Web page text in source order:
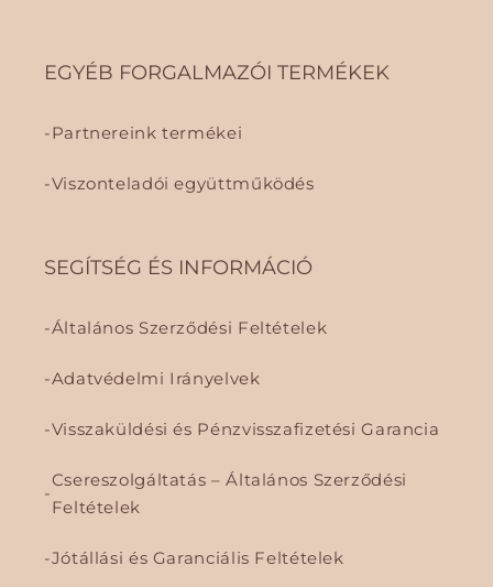
EGYÉB FORGALMAZÓI TERMÉKEK
Partnereink termékei
Viszonteladói együttműködés
SEGÍTSÉG ÉS INFORMÁCIÓ
Általános Szerződési Feltételek
Adatvédelmi Irányelvek
Visszaküldési és Pénzvisszafizetési Garancia
Csereszolgáltatás – Általános Szerződési
Feltételek
Jótállási és Garanciális Feltételek